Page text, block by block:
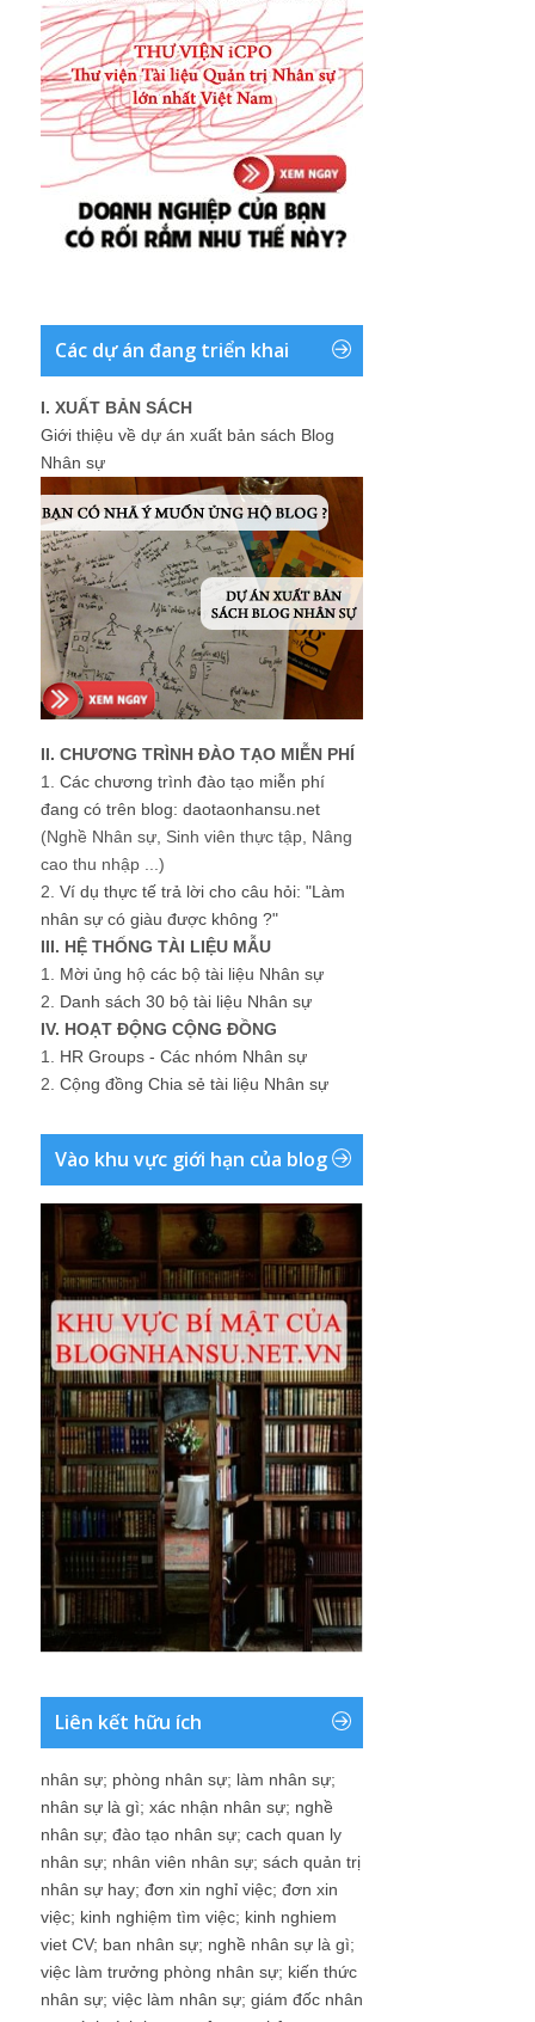
Các dự án đang triển khai
I. XUẤT BẢN SÁCH
Giới thiệu về dự án xuất bản sách Blog
Nhân sự
II. CHƯƠNG TRÌNH ĐÀO TẠO MIỄN PHÍ
1. Các chương trình đào tạo miễn phí
đang có trên blog: daotaonhansu.net
(Nghề Nhân sự, Sinh viên thực tập, Nâng
cao thu nhập ...)
2. Ví dụ thực tế trả lời cho câu hỏi: "Làm
nhân sự có giàu được không ?"
III. HỆ THỐNG TÀI LIỆU MẪU
1. Mời ủng hộ các bộ tài liệu Nhân sự
2. Danh sách 30 bộ tài liệu Nhân sự
IV. HOẠT ĐỘNG CỘNG ĐỒNG
1. HR Groups - Các nhóm Nhân sự
2. Cộng đồng Chia sẻ tài liệu Nhân sự
Vào khu vực giới hạn của blog
Liên kết hữu ích
nhân sự; phòng nhân sự; làm nhân sự;
nhân sự là gì; xác nhận nhân sự; nghề
nhân sự; đào tạo nhân sự; cach quan ly
nhân sự; nhân viên nhân sự; sách quản trị
nhân sự hay; đơn xin nghỉ việc; đơn xin
việc; kinh nghiệm tìm việc; kinh nghiem
viet CV; ban nhân sự; nghề nhân sự là gì;
việc làm trưởng phòng nhân sự; kiến thức
nhân sự; việc làm nhân sự; giám đốc nhân